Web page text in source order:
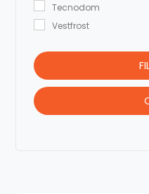
Tecnodom
Vestfrost